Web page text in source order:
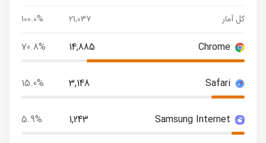
کل آمار 21,037
100.0%
Chrome
14,885
70.8%
Safari
3,148
15.0%
Samsung Internet
1,243
5.9%